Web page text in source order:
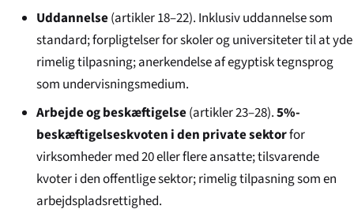
Uddannelse(artikler 18–22). Inklusiv uddannelse som
standard; forpligtelser for skoler og universiteter til at yde
rimelig tilpasning; anerkendelse af egyptisk tegnsprog
som undervisningsmedium.
Arbejde og beskæftigelse(artikler 23–28).5%-
beskæftigelseskvoten i den private sektorfor
virksomheder med 20 eller flere ansatte; tilsvarende
kvoter i den offentlige sektor; rimelig tilpasning som en
arbejdspladsrettighed.